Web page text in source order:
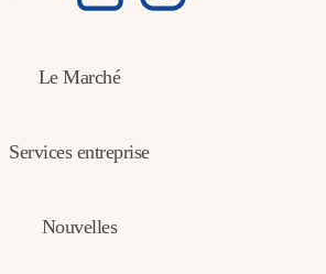
Le Marché
Services entreprise
Nouvelles